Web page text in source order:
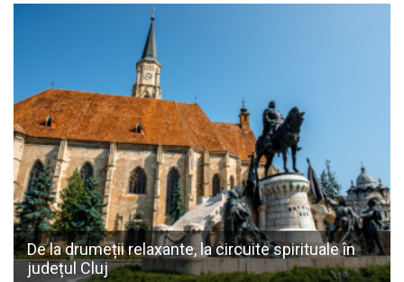
De la drumeții relaxante, la circuite spirituale în
județul Cluj